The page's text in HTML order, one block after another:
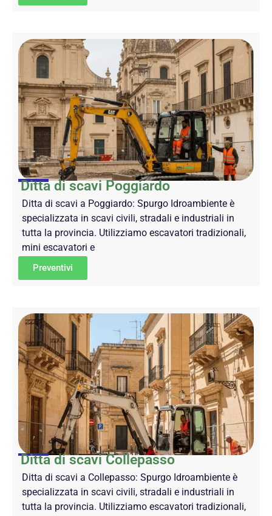
Ditta di scavi Poggiardo
Ditta di scavi a Poggiardo: Spurgo Idroambiente è
specializzata in scavi civili, stradali e industriali in
tutta la provincia. Utilizziamo escavatori tradizionali,
mini escavatori e
Preventivi
Ditta di scavi Collepasso
Ditta di scavi a Collepasso: Spurgo Idroambiente è
specializzata in scavi civili, stradali e industriali in
tutta la provincia. Utilizziamo escavatori tradizionali,